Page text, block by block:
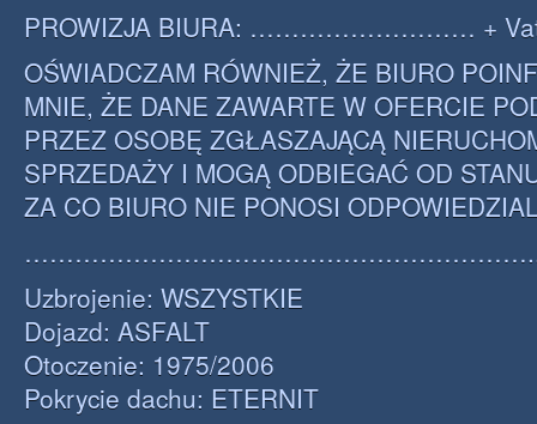
PROWIZJA BIURA: ……………………… +
OŚWIADCZAM RÓWNIEŻ, ŻE BIURO
MNIE, ŻE DANE ZAWARTE W OFERCIE
PRZEZ OSOBĘ ZGŁASZAJĄCĄ
SPRZEDAŻY I MOGĄ ODBIEGAĆ OD
ZA CO BIURO NIE PONOSI
Uzbrojenie: WSZYSTKIE
Dojazd: ASFALT
Otoczenie: 1975/2006
Pokrycie dachu: ETERNIT